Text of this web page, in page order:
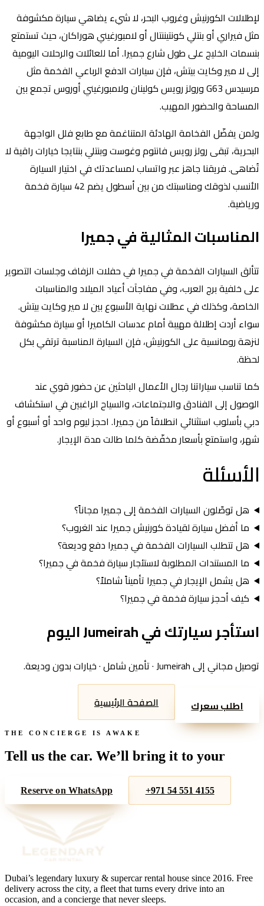
لإطلالات الكورنيش وغروب البحر، لا شيء يضاهي سيارة مكشوفة
مثل فيراري أو بنتلي كونتيننتال أو لامبورغيني هوراكان، حيث تستمتع
بنسمات الخليج على طول شارع جميرا. أما للعائلات والرحلات اليومية
إلى لا مير وكايت بيتش، فإن سيارات الدفع الرباعي الفخمة مثل
مرسيدس G63 ورولز رويس كولينان ولامبورغيني أوروس تجمع بين
المساحة والحضور المهيب.
ولمن يفضّل الفخامة الهادئة المتناغمة مع طابع فلل الواجهة
البحرية، تبقى رولز رويس فانتوم وغوست وبنتلي بنتايجا خيارات راقية لا
تُضاهى. فريقنا جاهز عبر واتساب لمساعدتك في اختيار السيارة
الأنسب لذوقك ومناسبتك من بين أسطول يضم 42 سيارة فخمة
ورياضية.
المناسبات المثالية في جميرا
تتألق السيارات الفخمة في جميرا في حفلات الزفاف وجلسات التصوير
على خلفية برج العرب، وفي مفاجآت أعياد الميلاد والمناسبات
الخاصة، وكذلك في عطلات نهاية الأسبوع بين لا مير وكايت بيتش.
سواء أردت إطلالة مهيبة أمام عدسات الكاميرا أو سيارة مكشوفة
لنزهة رومانسية على الكورنيش، فإن السيارة المناسبة ترتقي بكل
لحظة.
كما تناسب سياراتنا رجال الأعمال الباحثين عن حضور قوي عند
الوصول إلى الفنادق والاجتماعات، والسياح الراغبين في استكشاف
دبي بأسلوب استثنائي انطلاقاً من جميرا. احجز ليوم واحد أو أسبوع أو
شهر، واستمتع بأسعار مخفّضة كلما طالت مدة الإيجار.
الأسئلة
هل توصّلون السيارات الفخمة إلى جميرا مجاناً؟
ما أفضل سيارة لقيادة كورنيش جميرا عند الغروب؟
هل تتطلب السيارات الفخمة في جميرا دفع وديعة؟
ما المستندات المطلوبة لاستئجار سيارة فخمة في جميرا؟
هل يشمل الإيجار في جميرا تأميناً شاملاً؟
كيف أحجز سيارة فخمة في جميرا؟
استأجر سيارتك فيJumeirahاليوم
توصيل مجاني إلىJumeirah· تأمين شامل · خيارات بدون وديعة.
اطلب سعرك الصفحة الرئيسية
THE CONCIERGE IS AWAKE
Tell us the car. We’ll bring it to your
Reserve on WhatsApp +971 54 551 4155
Dubai’s legendary luxury & supercar rental house since 2016. Free
delivery across the city, a fleet that turns every drive into an
occasion, and a concierge that never sleeps.